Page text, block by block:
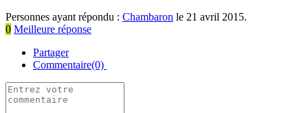
Personnes ayant répondu : Chambaron le 21 avril 2015.
0 Meilleure réponse
Partager
Commentaire(0)